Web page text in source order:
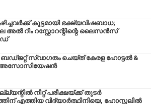
കൂട്ടമായി ഭക്ഷ്യവിഷബാധ;
അൽ റീം റസ്റ്റോറന്റിന്റെ ലൈസൻസ്
സ്വാഗതം ചെയ്ത് കേരള ഹോട്ടൽ &
അസോസിയേഷൻ
നീറ്റ് പരീക്ഷയ്ക്ക് തുടർ
എത്തിയ വിദ്യാർത്ഥിനിയെ, ഹോസ്റ്റലിൽ